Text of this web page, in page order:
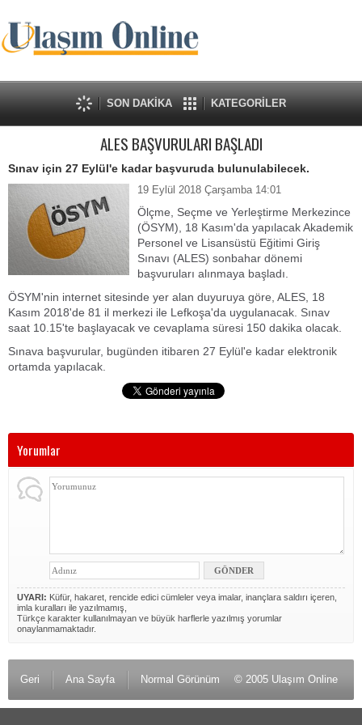
SON DAKİKA KATEGORİLER
ALES BAŞVURULARI BAŞLADI
Sınav için 27 Eylül'e kadar başvuruda bulunulabilecek.
19 Eylül 2018 Çarşamba 14:01
Ölçme, Seçme ve Yerleştirme Merkezince
(ÖSYM), 18 Kasım'da yapılacak Akademik
Personel ve Lisansüstü Eğitimi Giriş
Sınavı (ALES) sonbahar dönemi
başvuruları alınmaya başladı.
ÖSYM'nin internet sitesinde yer alan duyuruya göre, ALES, 18
Kasım 2018'de 81 il merkezi ile Lefkoşa'da uygulanacak. Sınav
saat 10.15'te başlayacak ve cevaplama süresi 150 dakika olacak.
Sınava başvurular, bugünden itibaren 27 Eylül'e kadar elektronik
ortamda yapılacak.
Yorumlar
UYARI: Küfür, hakaret, rencide edici cümleler veya imalar, inançlara saldırı içeren,
imla kuralları ile yazılmamış,
Türkçe karakter kullanılmayan ve büyük harflerle yazılmış yorumlar
onaylanmamaktadır.
Geri Ana Sayfa Normal Görünüm © 2005 Ulaşım Online